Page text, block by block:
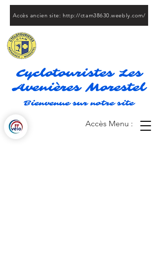
Accès ancien site: http://ctam38630.weebly.com/
Cyclotouristes Les
Avenières Morestel
Bienvenue sur notre site
Accès Menu :